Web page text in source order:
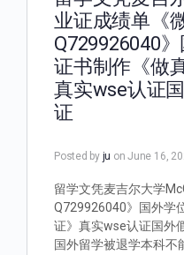
业证成绩单《
Q729926040
证书制作《做
真实wse认证
证
Posted by ju on June 16,
留学文凭麦吉尔大学
Q729926040》国外学
证》真实wse认证国外
国外留学被退学本科不